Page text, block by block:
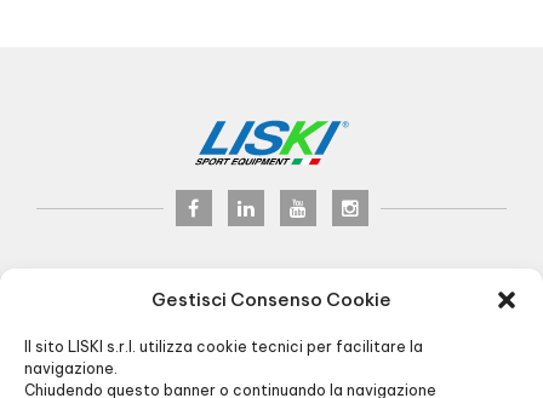
Gestisci Consenso Cookie
Il sito LISKI s.r.l. utilizza cookie tecnici per facilitare la
navigazione.
Chiudendo questo banner o continuando la navigazione
© 2024LISKI s.r.l.
Via Veneto, 8 - 24041 Brembate (BG) Italy
Pec:liski@pec.it